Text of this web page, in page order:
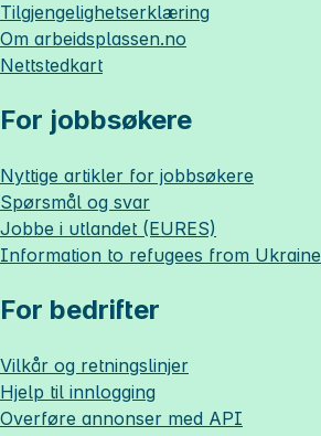
Tilgjengelighetserklæring
Om arbeidsplassen.no
Nettstedkart
For jobbsøkere
Nyttige artikler for jobbsøkere
Spørsmål og svar
Jobbe i utlandet (EURES)
Information to refugees from Ukraine
For bedrifter
Vilkår og retningslinjer
Hjelp til innlogging
Overføre annonser med API